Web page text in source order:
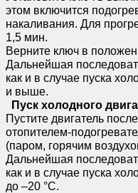
этом включится
накаливания. Для
1,5 мин.
Верните ключ в
Дальнейшая
как и в случае пуска
и выше.
Пуск холодного
Пустите двигатель
отопителем-
(паром, горячим
Дальнейшая
как и в случае пуска
до –20 °С.